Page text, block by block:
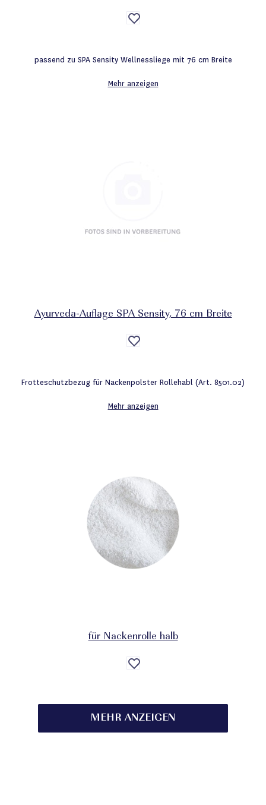
Auf
die
passend zu SPA Sensity Wellnessliege mit 76 cm Breite
Mehr anzeigen
Ayurveda-Auflage SPA Sensity, 76 cm Breite
Auf
die
Frotteschutzbezug für Nackenpolster Rollehabl (Art. 8501.02)
Mehr anzeigen
für Nackenrolle halb
Auf
die
MEHR ANZEIGEN